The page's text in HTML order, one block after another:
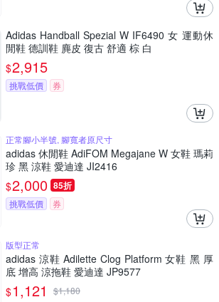
Adidas Handball Spezial W IF6490 女 運動休
閒鞋 德訓鞋 麂皮 復古 舒適 棕 白
$2,915
挑戰低價 券
正常腳小半號, 腳寬者原尺寸
adidas 休閒鞋 AdiFOM Megajane W 女鞋 瑪莉
珍 黑 涼鞋 愛迪達 JI2416
$2,000 85折
挑戰低價 券
版型正常
adidas 涼鞋 Adilette Clog Platform 女鞋 黑 厚
底 增高 涼拖鞋 愛迪達 JP9577
$1,121 $1,180